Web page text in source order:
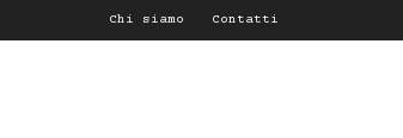
Chi siamo Contatti